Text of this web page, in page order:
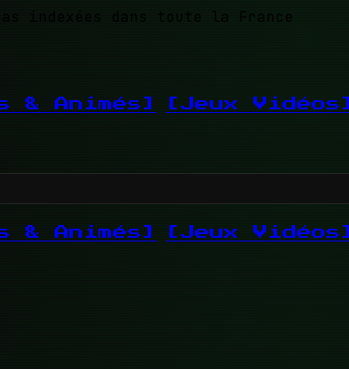
indexées dans toute la France
& Animés] [Jeux Vidéos]
& Animés] [Jeux Vidéos]